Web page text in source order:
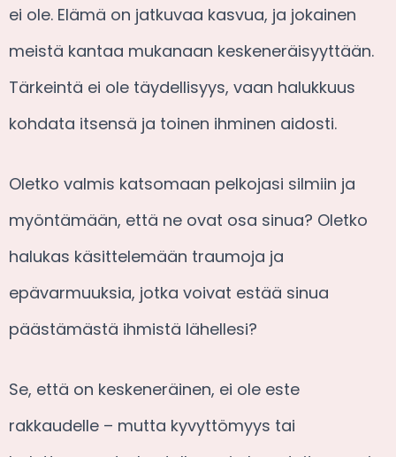
ei ole. Elämä on jatkuvaa kasvua, ja jokainen
meistä kantaa mukanaan keskeneräisyyttään.
Tärkeintä ei ole täydellisyys, vaan halukkuus
kohdata itsensä ja toinen ihminen aidosti.
Oletko valmis katsomaan pelkojasi silmiin ja
myöntämään, että ne ovat osa sinua? Oletko
halukas käsittelemään traumoja ja
epävarmuuksia, jotka voivat estää sinua
päästämästä ihmistä lähellesi?
Se, että on keskeneräinen, ei ole este
rakkaudelle – mutta kyvyttömyys tai